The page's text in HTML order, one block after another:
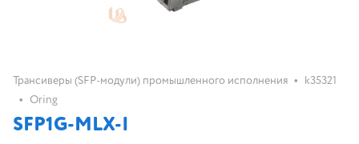
Трансиверы (SFP-модули) промышленного исполнения • k35321
• Oring
SFP1G-MLX-I